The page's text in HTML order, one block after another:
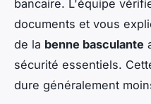
bancaire. L'équipe
documents et vous
de la benne basculante
sécurité essentiels.
dure généralement